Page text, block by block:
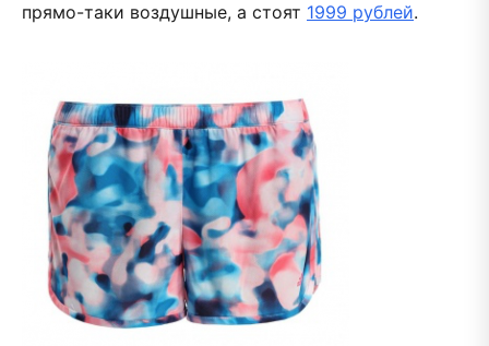
прямо-таки воздушные, а стоят 1999 рублей.